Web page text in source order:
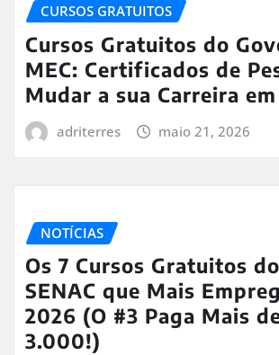
CURSOS GRATUITOS
Cursos Gratuitos do
MEC: Certificados de
Mudar a sua Carreira
adriterres maio 21, 2026
NOTÍCIAS
Os 7 Cursos Gratuitos
SENAC que Mais
2026 (O #3 Paga Mais
3.000!)